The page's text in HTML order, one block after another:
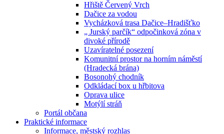
Hřiště Červený Vrch
Dačice za vodou
Vycházková trasa Dačice–Hradišťko
„ Jurský parčík“ odpočinková zóna v
divoké přírodě
Uzavíratelné posezení
Komunitní prostor na horním náměstí
(Hradecká brána)
Bosonohý chodník
Odkládací box u hřbitova
Oprava ulice
Motýlí stráň
Portál občana
Praktické informace
Informace, městský rozhlas